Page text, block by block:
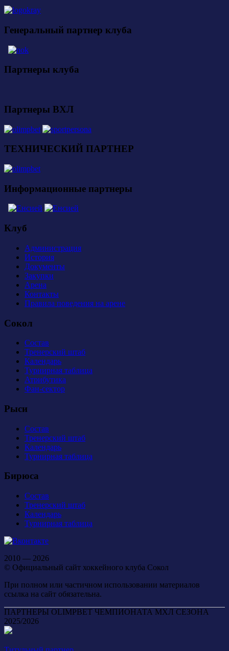
Генеральный партнер клуба
Партнеры клуба
Партнеры ВХЛ
ТЕХНИЧЕСКИЙ ПАРТНЕР
Информационные партнеры
Клуб
Администрация
История
Документы
Закупки
Арена
Контакты
Правила поведения на арене
Сокол
Состав
Тренерский штаб
Календарь
Турнирная таблица
Атрибутика
Фан-сектор
Рыси
Состав
Тренерский штаб
Календарь
Турнирная таблица
Бирюса
Состав
Тренерский штаб
Календарь
Турнирная таблица
2010 — 2026
© Официальный сайт хоккейного клуба Сокол
При полном или частичном использовании материалов
ссылка на сайт обязательна.
ПАРТНЕРЫ OLIMPBET ЧЕМПИОНАТА МХЛ СЕЗОНА
2025/2026